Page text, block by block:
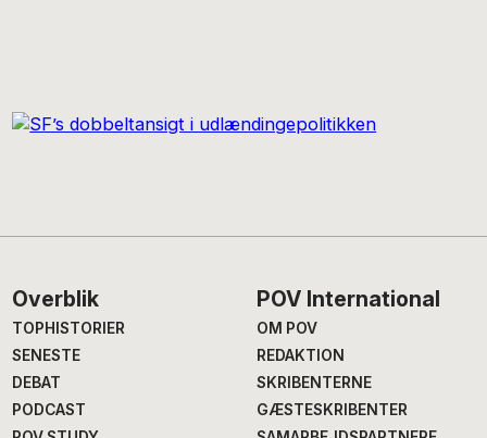
Footer
Overblik
TOPHISTORIER
SENESTE
DEBAT
PODCAST
POV International
OM POV
REDAKTION
SKRIBENTERNE
GÆSTESKRIBENTER